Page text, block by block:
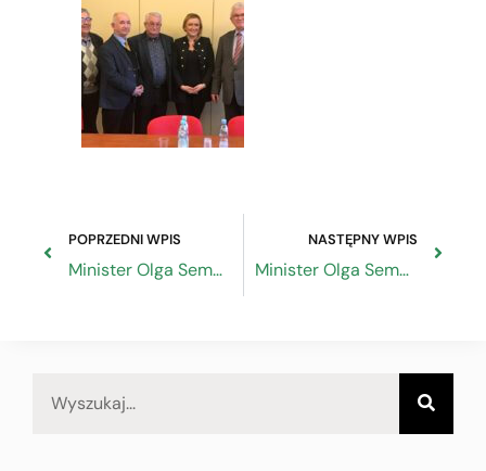
POPRZEDNI WPIS
Minister Olga Semeniuk na spotkaniu w Pułtusku
NASTĘPNY WPIS
Minister Olga Semeniuk na spotkaniu w Lublinie